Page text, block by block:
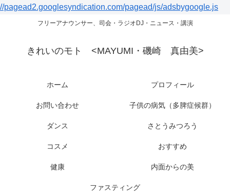
//pagead2.googlesyndication.com/pagead/js/adsbygoogle.js
フリーアナウンサー、司会・ラジオDJ・ニュース・講演
きれいのモト <MAYUMI・磯崎 真由美>
ホーム プロフィール
お問い合わせ 子供の病気（多脾症候群）
ダンス さとうみつろう
コスメ おすすめ
健康 内面からの美
ファスティング